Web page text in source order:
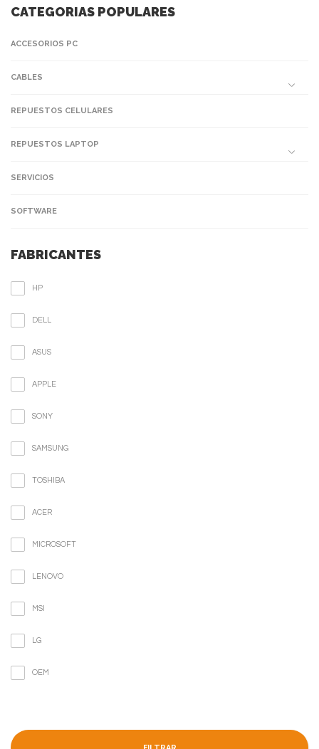
CATEGORIAS POPULARES
ACCESORIOS PC
CABLES
REPUESTOS CELULARES
REPUESTOS LAPTOP
SERVICIOS
SOFTWARE
FABRICANTES
HP
DELL
ASUS
APPLE
SONY
SAMSUNG
TOSHIBA
ACER
MICROSOFT
LENOVO
MSI
LG
OEM